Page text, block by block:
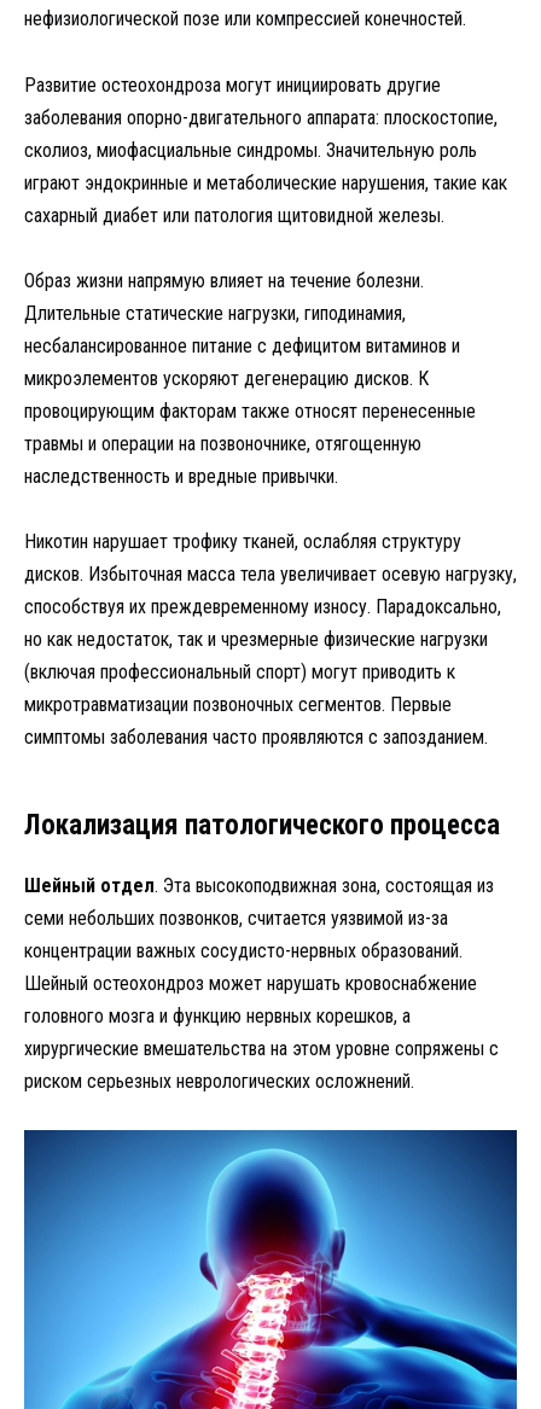
нефизиологической позе или компрессией конечностей.
Развитие остеохондроза могут инициировать другие
заболевания опорно-двигательного аппарата: плоскостопие,
сколиоз, миофасциальные синдромы. Значительную роль
играют эндокринные и метаболические нарушения, такие как
сахарный диабет или патология щитовидной железы.
Образ жизни напрямую влияет на течение болезни.
Длительные статические нагрузки, гиподинамия,
несбалансированное питание с дефицитом витаминов и
микроэлементов ускоряют дегенерацию дисков. К
провоцирующим факторам также относят перенесенные
травмы и операции на позвоночнике, отягощенную
наследственность и вредные привычки.
Никотин нарушает трофику тканей, ослабляя структуру
дисков. Избыточная масса тела увеличивает осевую нагрузку,
способствуя их преждевременному износу. Парадоксально,
но как недостаток, так и чрезмерные физические нагрузки
(включая профессиональный спорт) могут приводить к
микротравматизации позвоночных сегментов. Первые
симптомы заболевания часто проявляются с запозданием.
Локализация патологического процесса
Шейный отдел. Эта высокоподвижная зона, состоящая из
семи небольших позвонков, считается уязвимой из-за
концентрации важных сосудисто-нервных образований.
Шейный остеохондроз может нарушать кровоснабжение
головного мозга и функцию нервных корешков, а
хирургические вмешательства на этом уровне сопряжены с
риском серьезных неврологических осложнений.